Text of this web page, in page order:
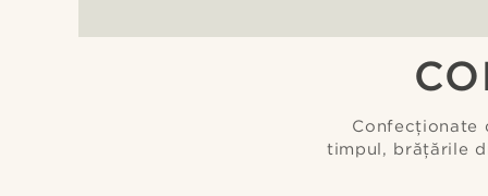
Confecționate
timpul, brățările